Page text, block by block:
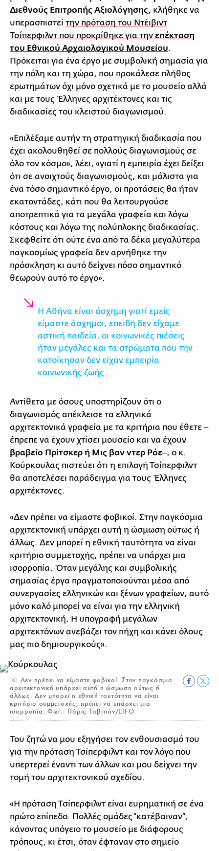
Διεθνούς Επιτροπής Αξιολόγησης, κλήθηκε να
υπερασπιστεί την πρόταση του Ντέιβιντ
Τσίπερφιλντ που προκρίθηκε για την επέκταση
του Εθνικού Αρχαιολογικού Μουσείου.
Πρόκειται για ένα έργο με συμβολική σημασία για
την πόλη και τη χώρα, που προκάλεσε πλήθος
ερωτημάτων όχι μόνο σχετικά με το μουσείο αλλά
και με τους Έλληνες αρχιτέκτονες και τις
διαδικασίες του κλειστού διαγωνισμού.
«Επιλέξαμε αυτήν τη στρατηγική διαδικασία που
έχει ακολουθηθεί σε πολλούς διαγωνισμούς σε
όλο τον κόσμο», λέει, «γιατί η εμπειρία έχει δείξει
ότι σε ανοιχτούς διαγωνισμούς, και μάλιστα για
ένα τόσο σημαντικό έργο, οι προτάσεις θα ήταν
εκατοντάδες, κάτι που θα λειτουργούσε
αποτρεπτικά για τα μεγάλα γραφεία και λόγω
κόστους και λόγω της πολύπλοκης διαδικασίας.
Σκεφθείτε ότι ούτε ένα από τα δέκα μεγαλύτερα
παγκοσμίως γραφεία δεν αρνήθηκε την
πρόσκληση κι αυτό δείχνει πόσο σημαντικό
θεωρούν αυτό το έργο».
Η Αθήνα είναι άσχημη γιατί εμείς
είμαστε άσχημοι, επειδή δεν είχαμε
αστική παιδεία, οι κοινωνικές πιέσεις
ήταν μεγάλες και τα στρώματα που την
κατοίκησαν δεν είχαν εμπειρία
κοινωνικής ζωής.
Αντίθετα με όσους υποστηρίζουν ότι ο
διαγωνισμός απέκλεισε τα ελληνικά
αρχιτεκτονικά γραφεία με τα κριτήρια που έθετε ‒
έπρεπε να έχουν χτίσει μουσείο και να έχουν
βραβείο Πρίτσκερ ή Μις βαν ντερ Ρόε‒, ο κ.
Κούρκουλας πιστεύει ότι η επιλογή Τσίπερφιλντ
θα αποτελέσει παράδειγμα για τους Έλληνες
αρχιτέκτονες.
«Δεν πρέπει να είμαστε φοβικοί. Στην παγκόσμια
αρχιτεκτονική υπάρχει αυτή η ώσμωση ούτως ή
άλλως. Δεν μπορεί η εθνική ταυτότητα να είναι
κριτήριο συμμετοχής, πρέπει να υπάρχει μια
ισορροπία. Όταν μεγάλης και συμβολικής
σημασίας έργα πραγματοποιούνται μέσα από
συνεργασίες ελληνικών και ξένων γραφείων, αυτό
μόνο καλό μπορεί να είναι για την ελληνική
αρχιτεκτονική. Η υπογραφή μεγάλων
αρχιτεκτόνων ανεβάζει τον πήχη και κάνει όλους
μας πιο δημιουργικούς».
Δεν πρέπει να είμαστε φοβικοί. Στην παγκόσμια
αρχιτεκτονική υπάρχει αυτή η ώσμωση ούτως ή
άλλως. Δεν μπορεί η εθνική ταυτότητα να είναι
κριτήριο συμμετοχής, πρέπει να υπάρχει μια
ισορροπία. Φωτ.: Πάρις Ταβιτιάν/LIFO
Του ζητώ να μου εξηγήσει τον ενθουσιασμό του
για την πρόταση Τσίπερφιλντ και τον λόγο που
υπερτερεί έναντι των άλλων και μου δείχνει την
τομή του αρχιτεκτονικού σχεδίου.
«Η πρόταση Τσίπερφιλντ είναι ευρηματική σε ένα
πρώτο επίπεδο. Πολλές ομάδες “κατέβαιναν”,
κάνοντας υπόγειο το μουσείο με διάφορους
τρόπους, κι έτσι, όταν έφταναν στο σημείο